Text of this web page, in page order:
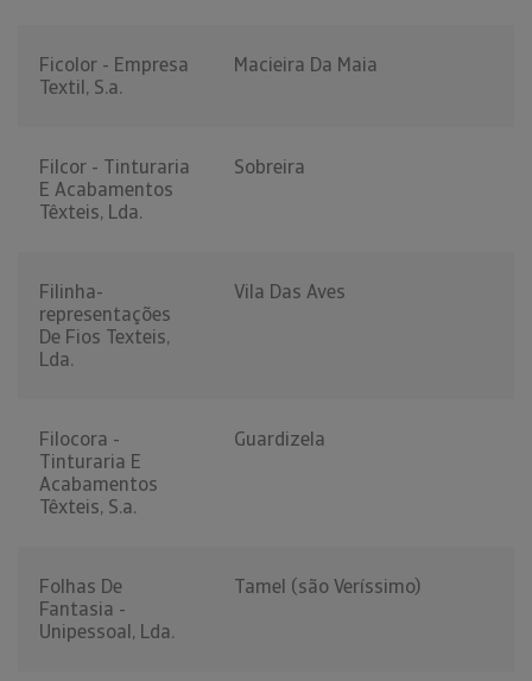
Ficolor - Empresa
Textil, S.a.
Macieira Da Maia
Filcor - Tinturaria
E Acabamentos
Têxteis, Lda.
Sobreira
Filinha-
representações
De Fios Texteis,
Lda.
Vila Das Aves
Filocora -
Tinturaria E
Acabamentos
Têxteis, S.a.
Guardizela
Folhas De
Fantasia -
Unipessoal, Lda.
Tamel (são Veríssimo)